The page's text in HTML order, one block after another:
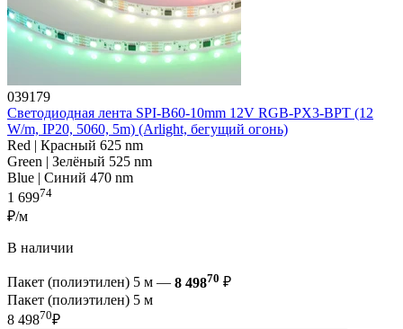
039179
Светодиодная лента SPI-B60-10mm 12V RGB-PX3-BPT (12
W/m, IP20, 5060, 5m) (Arlight, бегущий огонь)
Red | Красный 625 nm
Green | Зелёный 525 nm
Blue | Синий 470 nm
1 69974
₽/м
В наличии
Пакет (полиэтилен) 5 м — 8 49870 ₽
Пакет (полиэтилен) 5 м
8 49870₽